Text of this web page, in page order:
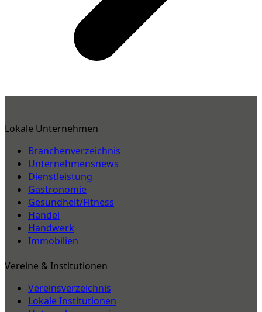
Lokale Unternehmen
Branchenverzeichnis
Unternehmensnews
Dienstleistung
Gastronomie
Gesundheit/Fitness
Handel
Handwerk
Immobilien
Vereine & Institutionen
Vereinsverzeichnis
Lokale Institutionen